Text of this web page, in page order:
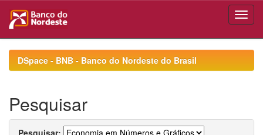
navigationDSpace - BNB - Banco do Nordeste do Brasil
Pesquisar
Pesquisar: